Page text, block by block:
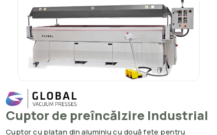
Cuptor de preîncălzire Industrial
Cuptor cu platan din aluminiu cu două fețe pentru